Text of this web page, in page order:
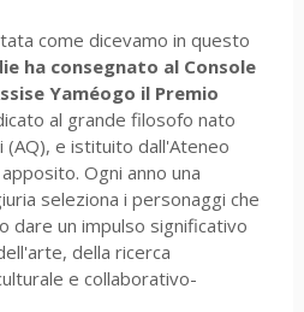
come dicevamo in questo
ha consegnato al Console
Yaméogo il Premio
al grande filosofo nato
(AQ), e istituito dall'Ateneo
Ogni anno una
seleziona i personaggi che
dare un impulso significativo
della ricerca
e collaborativo-